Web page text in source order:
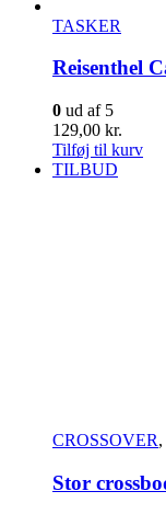
TASKER
Reisenthel
0 ud af 5
129,00 kr.
Tilføj til kurv
TILBUD
CROSSOVER,
Stor